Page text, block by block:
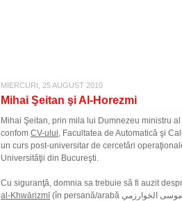
MIERCURI, 25 AUGUST 2010
Mihai Şeitan şi Al-Horezmi
Mihai Şeitan, prin mila lui Dumnezeu ministru
confom CV-ului, Facultatea de Automatică şi
un curs post-universitar de cercetări
Universităţii din Bucureşti.
Cu siguranţă, domnia sa trebuie să fi auzit
al-Khwārizmī(în persană/arabă أبو عبد الله محمد بن موسى الخوارزمي), cunoscut mai ales